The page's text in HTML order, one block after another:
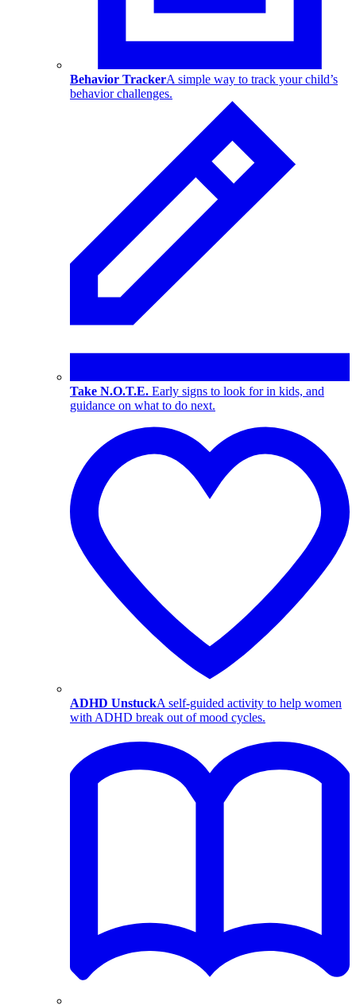
Behavior TrackerA simple way to track your child’s
behavior challenges.
Take N.O.T.E. Early signs to look for in kids, and
guidance on what to do next.
ADHD UnstuckA self-guided activity to help women
with ADHD break out of mood cycles.